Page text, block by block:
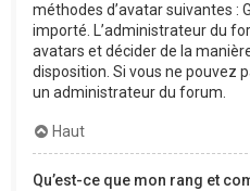
méthodes d’avatar suivantes :
importé. L’administrateur du
avatars et décider de la
disposition. Si vous ne pouvez
un administrateur du forum.
Haut
Qu’est-ce que mon rang et